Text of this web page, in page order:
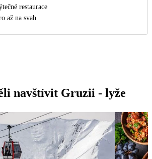
restaurace
až na svah
navštívit Gruzii - lyže